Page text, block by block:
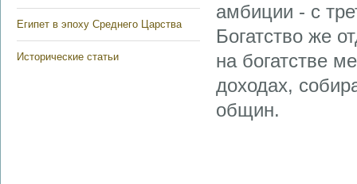
Египет в эпоху Среднего Царства
Исторические статьи
амбиции - с
Богатство же
на богатстве
доходах,
общин.